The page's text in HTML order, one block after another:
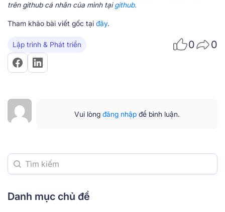
trên github cá nhân của mình tạigithub.
Tham khảo bài viết gốc tại đây.
Lập trình & Phát triển 0 0
Vui lòng đăng nhập để bình luận.
Danh mục chủ đề